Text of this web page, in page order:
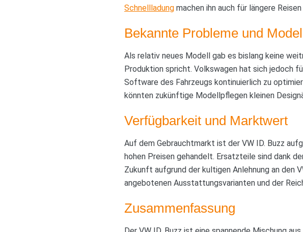
Schnellladung machen ihn auch für längere
Bekannte Probleme und
Als relativ neues Modell gab es bislang keine
Produktion spricht. Volkswagen hat sich jedoch
Software des Fahrzeugs kontinuierlich zu
könnten zukünftige Modellpflegen kleinen
Verfügbarkeit und Marktwert
Auf dem Gebrauchtmarkt ist der VW ID. Buzz
hohen Preisen gehandelt. Ersatzteile sind dank
Zukunft aufgrund der kultigen Anlehnung an den
angebotenen Ausstattungsvarianten und der
Zusammenfassung